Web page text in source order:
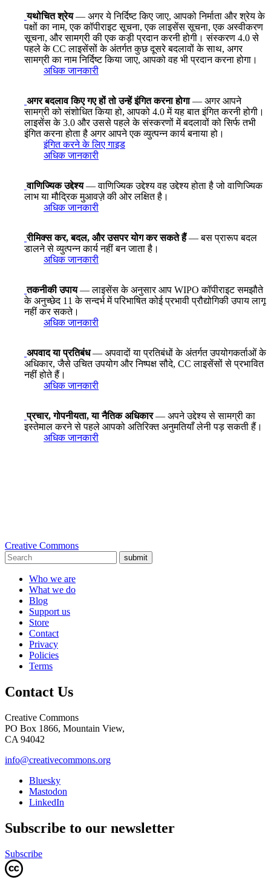
यथोचित श्रेय— अगर ये निर्दिष्ट किए जाए, आपको निर्माता और श्रेय के
पक्षों का नाम, एक कॉपीराइट सूचना, एक लाइसेंस सूचना, एक अस्वीकरण
सूचना, और सामग्री की एक कड़ी प्रदान करनी होगी। संस्करण 4.0 से
पहले के CC लाइसेंसों के अंतर्गत कुछ दूसरे बदलावों के साथ, अगर
सामग्री का नाम निर्दिष्ट किया जाए, आपको वह भी प्रदान करना होगा।
अधिक जानकारी
अगर बदलाव किए गए हों तो उन्हें इंगित करना होगा— अगर आपने
सामग्री को संशोधित किया हो, आपको 4.0 में यह बात इंगित करनी होगी।
लाइसेंस के 3.0 और उससे पहले के संस्करणों में बदलावों को सिर्फ तभी
इंगित करना होता है अगर आपने एक व्युत्पन्न कार्य बनाया हो।
इंगित करने के लिए गाइड
अधिक जानकारी
वाणिज्यिक उद्देश्य— वाणिज्यिक उद्देश्य वह उद्देश्य होता है जो वाणिज्यिक
लाभ या मौद्रिक मुआवज़े की ओर लक्षित है।
अधिक जानकारी
रीमिक्स कर, बदल, और उसपर योग कर सकते हैं— बस प्रारूप बदल
डालने से व्युत्पन्न कार्य नहीं बन जाता है।
अधिक जानकारी
तकनीकी उपाय— लाइसेंस के अनुसार आप WIPO कॉपीराइट समझौते
के अनुच्छेद 11 के सन्दर्भ में परिभाषित कोई प्रभावी प्रौद्योगिकी उपाय लागू
नहीं कर सकते।
अधिक जानकारी
अपवाद या प्रतिबंध— अपवादों या प्रतिबंधों के अंतर्गत उपयोगकर्ताओं के
अधिकार, जैसे उचित उपयोग और निष्पक्ष सौदे, CC लाइसेंसों से प्रभावित
नहीं होते हैं।
अधिक जानकारी
प्रचार, गोपनीयता, या नैतिक अधिकार— अपने उद्देश्य से सामग्री का
इस्तेमाल करने से पहले आपको अतिरिक्त अनुमतियाँ लेनी पड़ सकती हैं।
अधिक जानकारी
Creative Commons
submit
Who we are
What we do
Blog
Support us
Store
Contact
Privacy
Policies
Terms
Contact Us
Creative Commons
PO Box 1866, Mountain View,
CA 94042
info@creativecommons.org
Bluesky
Mastodon
LinkedIn
Subscribe to our newsletter
Subscribe